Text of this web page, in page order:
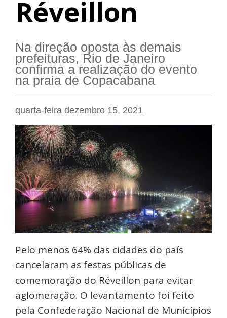
Réveillon
Na direção oposta às demais
prefeituras, Rio de Janeiro
confirma a realização do evento
na praia de Copacabana
quarta-feira dezembro 15, 2021
Pelo menos 64% das cidades do país
cancelaram as festas públicas de
comemoração do Réveillon para evitar
aglomeração. O levantamento foi feito
pela Confederação Nacional de Municípios